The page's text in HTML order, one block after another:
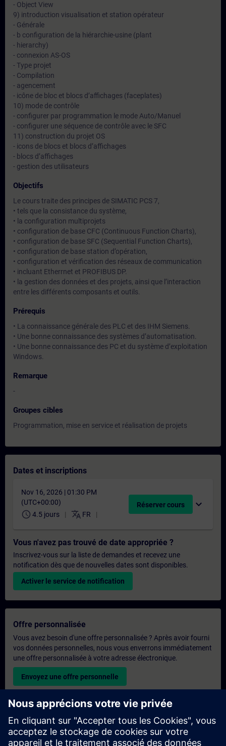
- Object View
9) introduction visualisation et station opérateur
- Générale
- b configuration de la hiérarchie-usine (plant
- hierarchy)
- connexion AS-OS
- Type projet
- Compilation
- agencement
- icône de bloc et blocs d’affichages (faceplates)
10) mode de contrôle
- configurer par programmation le mode Auto/Manuel
- configurer une séquence de contrôle avec le SFC
11) construction du projet OS
- icons de blocs et blocs d’affichages
- blocs d’affichages
- gestion des utilisateurs
Objectifs
Le cours traite des principes de SIMATIC PCS 7,
• tels que la consistance du système,
• la configuration multiprojets
• configuration de base CFC (Continuous Function Charts),
• configuration de base SFC (Sequential Function Charts),
• configuration de base station d’opération,
• configuration et vérification des réseaux de communication
• incluant Etherrnet et PROFIBUS DP.
• la gestion des données et des projets, ainsi que l’interaction
entre les différents composants et outils.
Prérequis
• La connaissance générale des PLC et des IHM Siemens.
• Une bonne connaissance des systèmes d’automatisation.
• Une bonne connaissance des PC et du système d’exploitation
Windows.
Remarque
-
Groupes cibles
Programmation, mise en service et réalisation de projets
Dates et inscriptions
Nov 16, 2026 | 01:30 PM
(UTC+00:00)
schedule 4.5 jours translate FR
Réserver cours expand_more
Vous n'avez pas trouvé de date appropriée ?
Inscrivez-vous sur la liste de demandes et recevez une
notification dès que de nouvelles dates sont disponibles.
Activer le service de notification
Offre personnalisée
Vous avez besoin d'une offre personnalisée ? Après avoir fourni
vos données personnelles, nous vous enverrons immédiatement
une offre personnalisée à votre adresse électronique.
Envoyez une offre personnelle
Demande de formation exclusive
Veuillez remplir le formulaire ci-dessous si vous souhaitez
obtenir un devis pour une formation exclusive, que ce soit sur